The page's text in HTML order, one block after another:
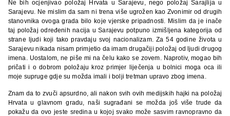
Ne bih ocjenjivao položaj Hrvata u Sarajevu, nego položaj Sarajlija u
Sarajevu. Ne mislim da sam ni trena više ugrožen kao Zvonimir od drugih
stanovnika ovoga grada bilo koje vjerske pripadnosti. Mislim da je inače
taj položaj određenih nacija u Sarajevu potpuno izmišljena kategorija od
strane ljudi koji tako pravdaju svoj nacionalizam. Za 54 godine života u
Sarajevu nikada nisam primjetio da imam drugačiji položaj od ljudi drugog
imena. Uostalom, ne piše mi na čelu kako se zovem. Naprotiv, mogao bih
pričati i o dobrom položaju kroz primjer liječenja u bolnici moga oca ili
moje supruge gdje su možda imali i bolji tretman upravo zbog imena.
Znam da to zvuči apsurdno, ali nakon svih ovih medijskih hajki na položaj
Hrvata u glavnom gradu, naši sugrađani se možda još više trude da
pokažu da ovo jeste sredina u kojoj svako može sasvim ravnopravno da